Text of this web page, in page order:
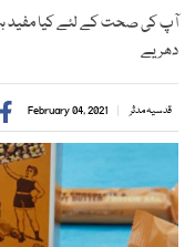
آپ کی صحت کے لئے کیا مفید
دھریے
قدسیہ مدثر February 04, 2021